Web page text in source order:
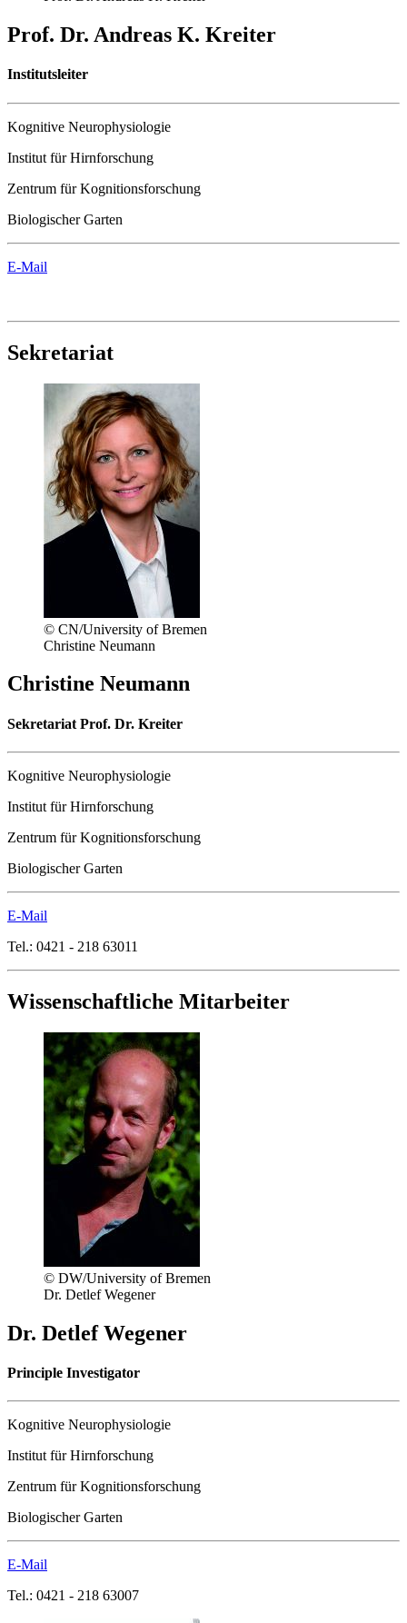
Prof. Dr. Andreas K. Kreiter
Institutsleiter
Kognitive Neurophysiologie
Institut für Hirnforschung
Zentrum für Kognitionsforschung
Biologischer Garten
E-Mail
Sekretariat
© CN/University of Bremen
Christine Neumann
Christine Neumann
Sekretariat Prof. Dr. Kreiter
Kognitive Neurophysiologie
Institut für Hirnforschung
Zentrum für Kognitionsforschung
Biologischer Garten
E-Mail
Tel.: 0421 - 218 63011
Wissenschaftliche Mitarbeiter
© DW/University of Bremen
Dr. Detlef Wegener
Dr. Detlef Wegener
Principle Investigator
Kognitive Neurophysiologie
Institut für Hirnforschung
Zentrum für Kognitionsforschung
Biologischer Garten
E-Mail
Tel.: 0421 - 218 63007